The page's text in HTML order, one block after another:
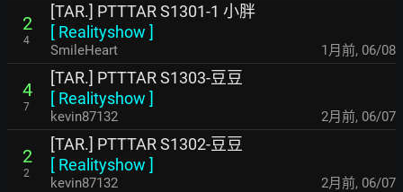
2
4
[TAR.] PTTTAR S1301-1 小胖
[ Realityshow ]
SmileHeart 1月前, 06/08
4
7
[TAR.] PTTTAR S1303-豆豆
[ Realityshow ]
kevin87132 2月前, 06/07
2
2
[TAR.] PTTTAR S1302-豆豆
[ Realityshow ]
kevin87132 2月前, 06/07